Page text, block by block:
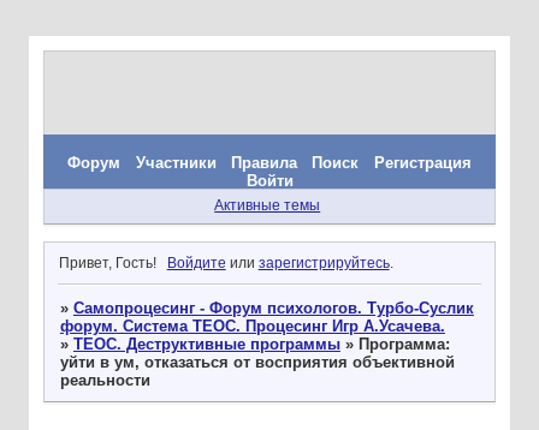
Форум Участники Правила Поиск
Регистрация
Войти
Активные темы
Привет, Гость! Войдите или зарегистрируйтесь.
» Самопроцесинг - Форум психологов. Турбо-Суслик
форум. Система ТЕОС. Процесинг Игр А.Усачева.
» ТЕОС. Деструктивные программы » Программа:
уйти в ум, отказаться от восприятия объективной
реальности